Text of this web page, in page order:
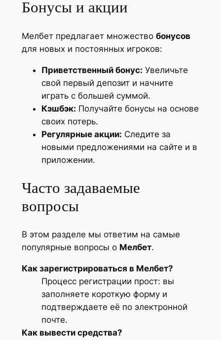
Бонусы и акции
Мелбет предлагает множество бонусов
для новых и постоянных игроков:
Приветственный бонус: Увеличьте
свой первый депозит и начните
играть с большей суммой.
Кэшбэк: Получайте бонусы на основе
своих потерь.
Регулярные акции: Следите за
новыми предложениями на сайте и в
приложении.
Часто задаваемые
вопросы
В этом разделе мы ответим на самые
популярные вопросы о Мелбет.
Как зарегистрироваться в Мелбет?
Процесс регистрации прост: вы
заполняете короткую форму и
подтверждаете её по электронной
почте.
Как вывести средства?